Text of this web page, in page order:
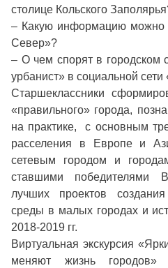
столице Кольского
– Какую информацию
Север»?
– О чем спорят в городском
урбанист» в социальной сети
Старшеклассники
«пpaвильнoгo» гopoдa,
на практике, с основным
расселения в Европе и
сетевым городом и
ставшими победителями
лучших проектов
среды в малых городах и
2018-2019 гг.
Виртуальная экскурсия
меняют жизнь городов»